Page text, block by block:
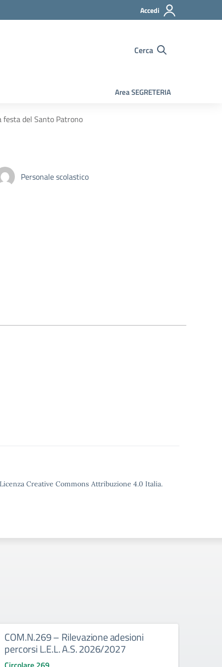
Accedi
Cerca
Area SEGRETERIA
festa del Santo Patrono
Personale scolastico
Creative Commons Attribuzione 4.0 Italia.
COM.N.269 – Rilevazione adesioni
percorsi L.E.L. A.S. 2026/2027